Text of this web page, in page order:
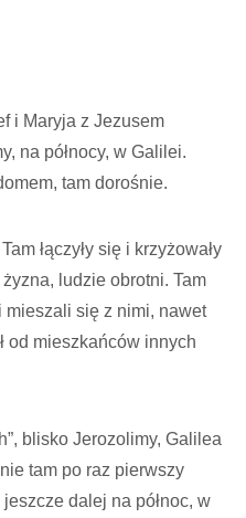
i Maryja z Jezusem
na północy, w Galilei.
tam dorośnie.
łączyły się i krzyżowały
ludzie obrotni. Tam
mieszali się z nimi, nawet
od mieszkańców innych
blisko Jerozolimy, Galilea
tam po raz pierwszy
dalej na północ, w